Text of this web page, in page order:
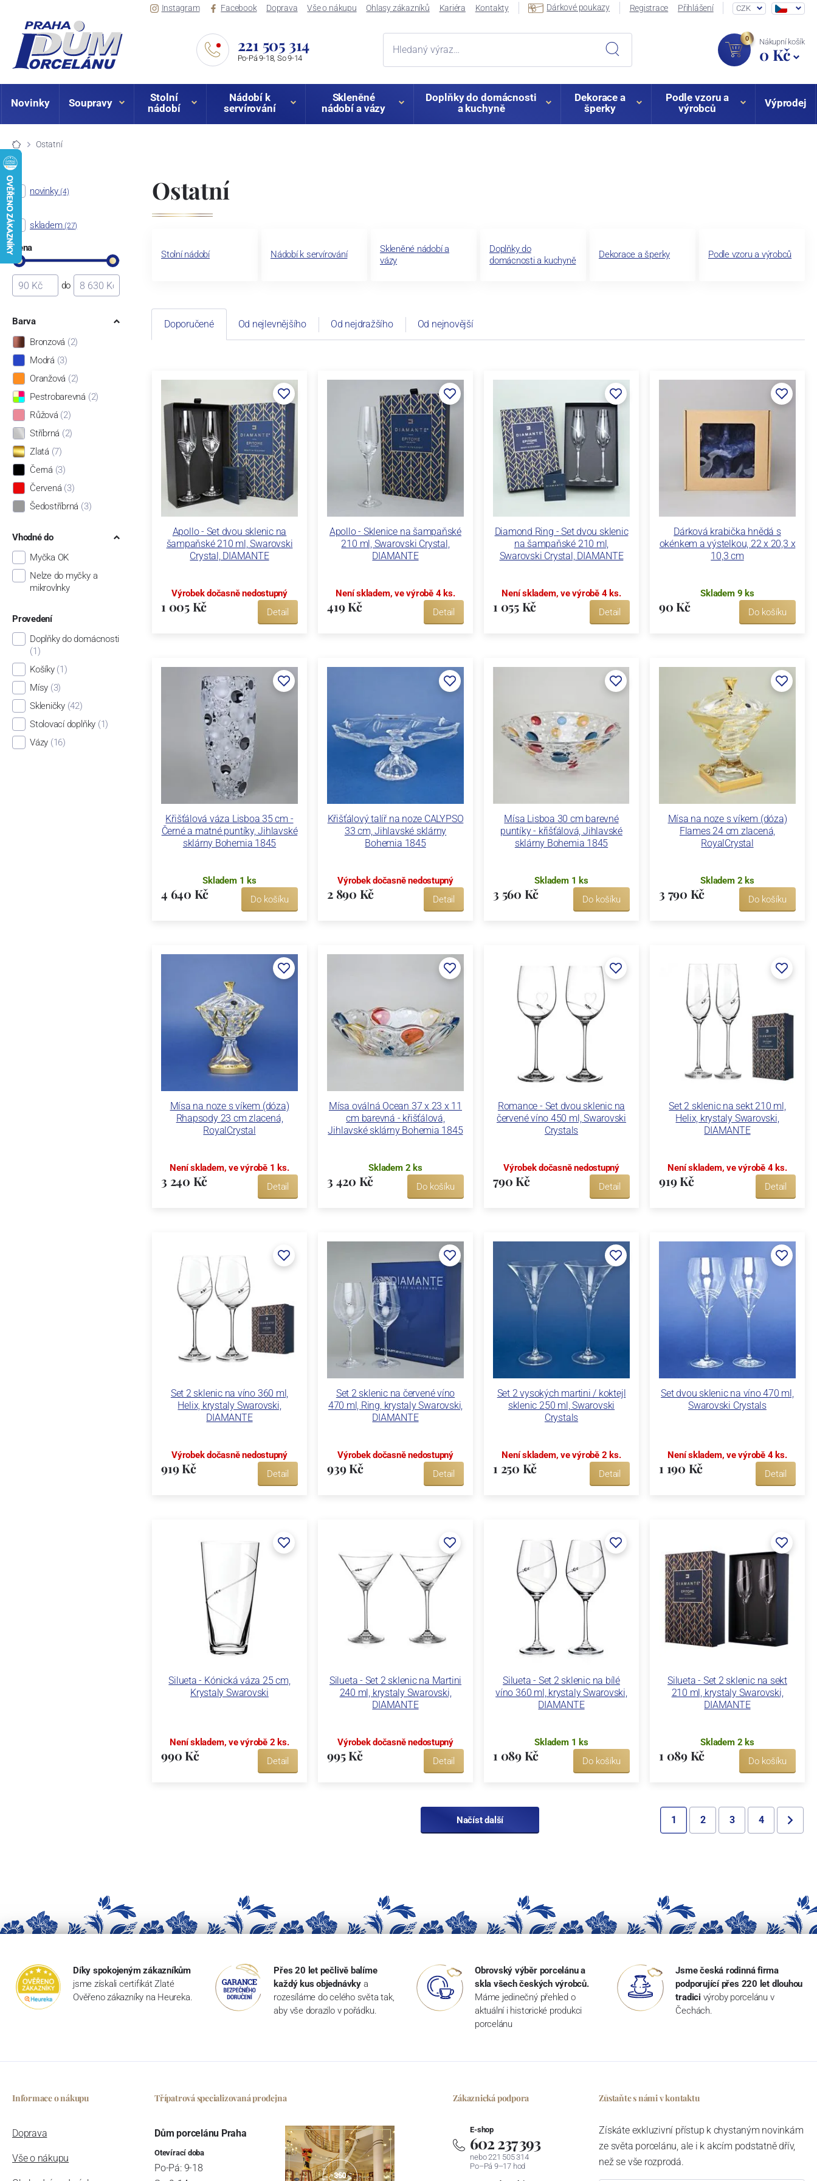
Instagram Facebook Doprava Vše o nákupu Ohlasy zákazníků Kariéra Kontakty Dárkové poukazy Registrace Přihlášení CZK
221 505 314
Po-Pá 9-18, So 9-14
0 Nákupní košík
0 Kč
Novinky Soupravy
Stolní
nádobí
Nádobí k
servírování
Skleněné
nádobí a vázy
Doplňky do domácnosti
a kuchyně
Dekorace a
šperky
Podle vzoru a
výrobců
Výprodej
Ostatní
Ostatní
Stolní nádobí Nádobí k servírování
Skleněné nádobí a
vázy
Doplňky do
domácnosti a kuchyně
Dekorace a šperky Podle vzoru a výrobců
novinky (4)
skladem (27)
Cena
do
Barva
Bronzová (2)
Modrá (3)
Oranžová (2)
Pestrobarevná (2)
Růžová (2)
Stříbrná (2)
Zlatá (7)
Černá (3)
Červená (3)
Šedostříbrná (3)
Vhodné do
Myčka OK
Nelze do myčky a
mikrovlnky
Provedení
Doplňky do domácnosti
(1)
Košíky (1)
Mísy (3)
Skleničky (42)
Stolovací doplňky (1)
Vázy (16)
Doporučené Od nejlevnějšího Od nejdražšího Od nejnovější
Apollo - Set dvou sklenic na
šampaňské 210 ml, Swarovski
Crystal, DIAMANTE
Výrobek dočasně nedostupný
1 005 Kč Detail
Apollo - Sklenice na šampaňské
210 ml, Swarovski Crystal,
DIAMANTE
Není skladem, ve výrobě 4 ks.
419 Kč Detail
Diamond Ring - Set dvou sklenic
na šampaňské 210 ml,
Swarovski Crystal, DIAMANTE
Není skladem, ve výrobě 4 ks.
1 055 Kč Detail
Dárková krabička hnědá s
okénkem a výstelkou, 22 x 20,3 x
10,3 cm
Skladem 9 ks
90 Kč Do košíku
Křišťálová váza Lisboa 35 cm -
Černé a matné puntíky, Jihlavské
sklárny Bohemia 1845
Skladem 1 ks
4 640 Kč Do košíku
Křišťálový talíř na noze CALYPSO
33 cm, Jihlavské sklárny
Bohemia 1845
Výrobek dočasně nedostupný
2 890 Kč Detail
Mísa Lisboa 30 cm barevné
puntíky - křišťálová, Jihlavské
sklárny Bohemia 1845
Skladem 1 ks
3 560 Kč Do košíku
Mísa na noze s víkem (dóza)
Flames 24 cm zlacená,
RoyalCrystal
Skladem 2 ks
3 790 Kč Do košíku
Mísa na noze s víkem (dóza)
Rhapsody 23 cm zlacená,
RoyalCrystal
Není skladem, ve výrobě 1 ks.
3 240 Kč Detail
Mísa oválná Ocean 37 x 23 x 11
cm barevná - křišťálová,
Jihlavské sklárny Bohemia 1845
Skladem 2 ks
3 420 Kč Do košíku
Romance - Set dvou sklenic na
červené víno 450 ml, Swarovski
Crystals
Výrobek dočasně nedostupný
790 Kč Detail
Set 2 sklenic na sekt 210 ml,
Helix, krystaly Swarovski,
DIAMANTE
Není skladem, ve výrobě 4 ks.
919 Kč Detail
Set 2 sklenic na víno 360 ml,
Helix, krystaly Swarovski,
DIAMANTE
Výrobek dočasně nedostupný
919 Kč Detail
Set 2 sklenic na červené víno
470 ml, Ring, krystaly Swarovski,
DIAMANTE
Výrobek dočasně nedostupný
939 Kč Detail
Set 2 vysokých martini / koktejl
sklenic 250 ml, Swarovski
Crystals
Není skladem, ve výrobě 2 ks.
1 250 Kč Detail
Set dvou sklenic na víno 470 ml,
Swarovski Crystals
Není skladem, ve výrobě 4 ks.
1 190 Kč Detail
Silueta - Kónická váza 25 cm,
Krystaly Swarovski
Není skladem, ve výrobě 2 ks.
990 Kč Detail
Silueta - Set 2 sklenic na Martini
240 ml, krystaly Swarovski,
DIAMANTE
Výrobek dočasně nedostupný
995 Kč Detail
Silueta - Set 2 sklenic na bílé
víno 360 ml, krystaly Swarovski,
DIAMANTE
Skladem 1 ks
1 089 Kč Do košíku
Silueta - Set 2 sklenic na sekt
210 ml, krystaly Swarovski,
DIAMANTE
Skladem 2 ks
1 089 Kč Do košíku
Načíst další 1 2 3 4
Díky spokojeným zákazníkům
jsme získali certifikát Zlaté
Ověřeno zákazníky na Heureka.
Přes 20 let pečlivě balíme
každý kus objednávky a
rozesíláme do celého světa tak,
aby vše dorazilo v pořádku.
Obrovský výběr porcelánu a
skla všech českých výrobců.
Máme jedinečný přehled o
aktuální i historické produkci
porcelánu
Jsme česká rodinná firma
podporující přes 220 let dlouhou
tradici výroby porcelánu v
Čechách.
Informace o nákupu
Doprava
Vše o nákupu
Třípatrová specializovaná prodejna
Dům porcelánu Praha
Otevírací doba
Po-Pá: 9-18
Zákaznická podpora
E-shop
602 237 393
nebo 221 505 314
Po–Pá 9–17 hod
Zůstaňte s námi v kontaktu
Získáte exkluzivní přístup k chystaným novinkám
ze světa porcelánu, ale i k akcím podstatně dřív,
než se vše rozprodá.